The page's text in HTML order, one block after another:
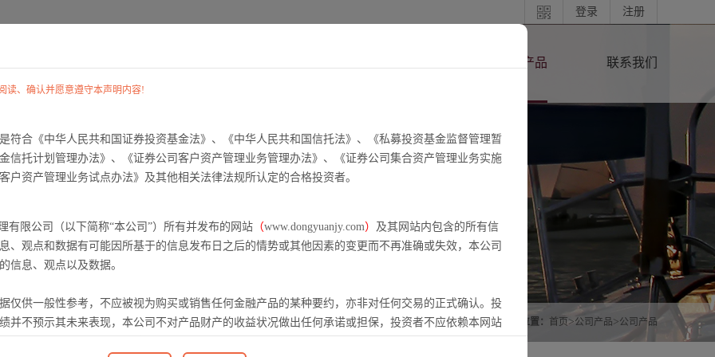
注册
登录
公司产品 联系我们
当前位置： 首页 >公司产品>公司产品
读、确认并愿意遵守本声明内容!
符合《中华人民共和国证券投资基金法》、《中华人民共和国信托法》、《私募投资基金监督管理暂
信托计划管理办法》、《证券公司客户资产管理业务管理办法》、《证券公司集合资产管理业务实施
户资产管理业务试点办法》及其他相关法律法规所认定的合格投资者。
有限公司（以下简称“本公司”）所有并发布的网站 （www.dongyuanjy.com） 及其网站内包含的所有信
、观点和数据有可能因所基于的信息发布日之后的情势或其他因素的变更而不再准确或失效，本公司
信息、观点以及数据。
仅供一般性参考，不应被视为购买或销售任何金融产品的某种要约，亦非对任何交易的正式确认。投
并不预示其未来表现，本公司不对产品财产的收益状况做出任何承诺或担保，投资者不应依赖本网站